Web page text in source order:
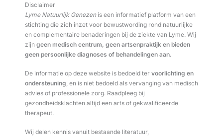
Disclaimer
Lyme Natuurlijk Genezenis een informatief platform van een
stichting die zich inzet voor bewustwording rond natuurlijke
en complementaire benaderingen bij de ziekte van Lyme. Wij
zijn geen medisch centrum, geen artsenpraktijk en bieden
geen persoonlijke diagnoses of behandelingen aan.
De informatie op deze website is bedoeld ter voorlichting en
ondersteuning , en is niet bedoeld als vervanging van medisch
advies of professionele zorg. Raadpleeg bij
gezondheidsklachten altijd een arts of gekwalificeerde
therapeut.
Wij delen kennis vanuit bestaande literatuur,